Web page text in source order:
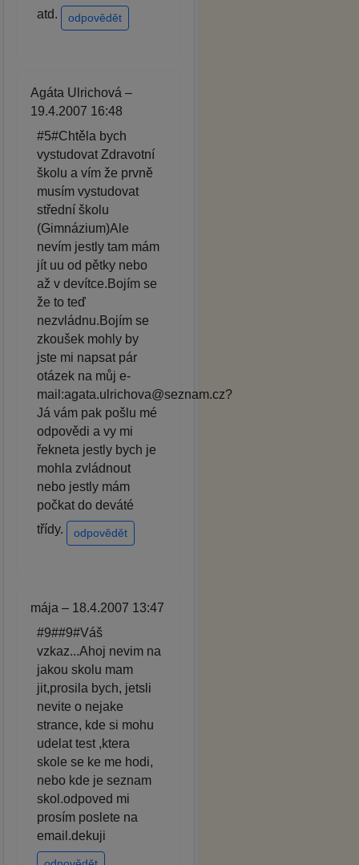
atd.
odpovědět
Agáta Ulrichová –
19.4.2007 16:48
#5#Chtěla bych
vystudovat Zdravotní
školu a vím že prvně
musím vystudovat
střední školu
(Gimnázium)Ale
nevím jestly tam mám
jít uu od pětky nebo
až v devítce.Bojím se
že to teď
nezvládnu.Bojím se
zkoušek mohly by
jste mi napsat pár
otázek na můj e-
mail:agata.ulrichova@seznam.cz?
Já vám pak pošlu mé
odpovědi a vy mi
řekneta jestly bych je
mohla zvládnout
nebo jestly mám
počkat do deváté
třídy.
odpovědět
mája – 18.4.2007 13:47
#9##9#Váš
vzkaz...Ahoj nevim na
jakou skolu mam
jit,prosila bych, jetsli
nevite o nejake
strance, kde si mohu
udelat test ,ktera
skole se ke me hodi,
nebo kde je seznam
skol.odpoved mi
prosím poslete na
email.dekuji